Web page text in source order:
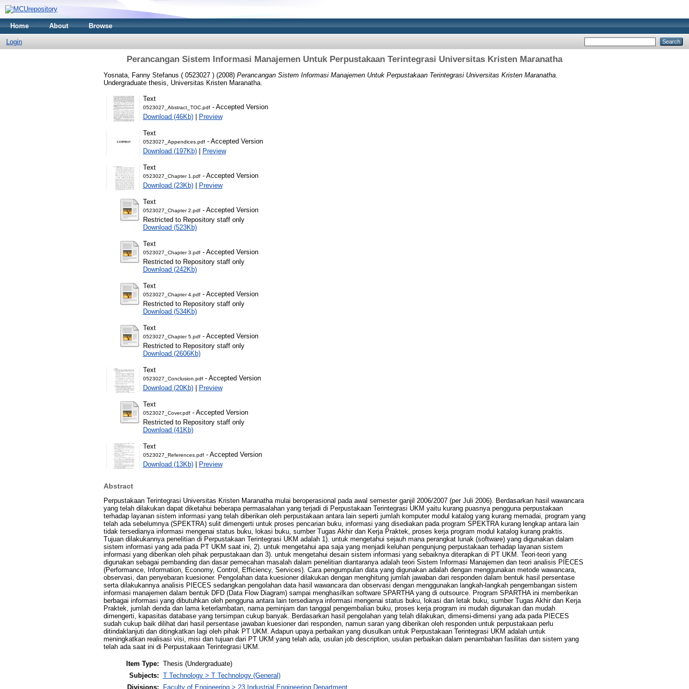
Home About Browse
Login
Perancangan Sistem Informasi Manajemen Untuk Perpustakaan Terintegrasi Universitas Kristen Maranatha
Yosnata, Fanny Stefanus ( 0523027 )(2008) Perancangan Sistem Informasi Manajemen Untuk Perpustakaan Terintegrasi Universitas Kristen Maranatha.
Undergraduate thesis, Universitas Kristen Maranatha.
Text
0523027_Abstract_TOC.pdf- Accepted Version
Download (46Kb)| Preview
Text
0523027_Appendices.pdf- Accepted Version
Download (197Kb)| Preview
Text
0523027_Chapter 1.pdf- Accepted Version
Download (23Kb)| Preview
Text
0523027_Chapter 2.pdf- Accepted Version
Restricted to Repository staff only
Download (523Kb)
Text
0523027_Chapter 3.pdf- Accepted Version
Restricted to Repository staff only
Download (242Kb)
Text
0523027_Chapter 4.pdf- Accepted Version
Restricted to Repository staff only
Download (534Kb)
Text
0523027_Chapter 5.pdf- Accepted Version
Restricted to Repository staff only
Download (2606Kb)
Text
0523027_Conclusion.pdf- Accepted Version
Download (20Kb)| Preview
Text
0523027_Cover.pdf- Accepted Version
Restricted to Repository staff only
Download (41Kb)
Text
0523027_References.pdf- Accepted Version
Download (13Kb)| Preview
Abstract
Perpustakaan Terintegrasi Universitas Kristen Maranatha mulai beroperasional pada awal semester ganjil 2006/2007 (per Juli 2006). Berdasarkan hasil wawancara
yang telah dilakukan dapat diketahui beberapa permasalahan yang terjadi di Perpustakaan Terintegrasi UKM yaitu kurang puasnya pengguna perpustakaan
terhadap layanan sistem informasi yang telah diberikan oleh perpustakaan antara lain seperti jumlah komputer modul katalog yang kurang memadai, program yang
telah ada sebelumnya (SPEKTRA) sulit dimengerti untuk proses pencarian buku, informasi yang disediakan pada program SPEKTRA kurang lengkap antara lain
tidak tersedianya informasi mengenai status buku, lokasi buku, sumber Tugas Akhir dan Kerja Praktek, proses kerja program modul katalog kurang praktis.
Tujuan dilakukannya penelitian di Perpustakaan Terintegrasi UKM adalah 1). untuk mengetahui sejauh mana perangkat lunak (software) yang digunakan dalam
sistem informasi yang ada pada PT UKM saat ini, 2). untuk mengetahui apa saja yang menjadi keluhan pengunjung perpustakaan terhadap layanan sistem
informasi yang diberikan oleh pihak perpustakaan dan 3). untuk mengetahui desain sistem informasi yang sebaiknya diterapkan di PT UKM. Teori-teori yang
digunakan sebagai pembanding dan dasar pemecahan masalah dalam penelitian diantaranya adalah teori Sistem Informasi Manajemen dan teori analisis PIECES
(Performance, Information, Economy, Control, Efficiency, Services). Cara pengumpulan data yang digunakan adalah dengan menggunakan metode wawancara,
observasi, dan penyebaran kuesioner. Pengolahan data kuesioner dilakukan dengan menghitung jumlah jawaban dari responden dalam bentuk hasil persentase
serta dilakukannya analisis PIECES sedangkan pengolahan data hasil wawancara dan observasi dengan menggunakan langkah-langkah pengembangan sistem
informasi manajemen dalam bentuk DFD (Data Flow Diagram) sampai menghasilkan software SPARTHA yang di outsource. Program SPARTHA ini memberikan
berbagai informasi yang dibutuhkan oleh pengguna antara lain tersedianya informasi mengenai status buku, lokasi dan letak buku, sumber Tugas Akhir dan Kerja
Praktek, jumlah denda dan lama keterlambatan, nama peminjam dan tanggal pengembalian buku, proses kerja program ini mudah digunakan dan mudah
dimengerti, kapasitas database yang tersimpan cukup banyak. Berdasarkan hasil pengolahan yang telah dilakukan, dimensi-dimensi yang ada pada PIECES
sudah cukup baik dilihat dari hasil persentase jawaban kuesioner dari responden, namun saran yang diberikan oleh responden untuk perpustakaan perlu
ditindaklanjuti dan ditingkatkan lagi oleh pihak PT UKM. Adapun upaya perbaikan yang diusulkan untuk Perpustakaan Terintegrasi UKM adalah untuk
meningkatkan realisasi visi, misi dan tujuan dari PT UKM yang telah ada, usulan job description, usulan perbaikan dalam penambahan fasilitas dan sistem yang
telah ada saat ini di Perpustakaan Terintegrasi UKM.
Item Type: Thesis (Undergraduate)
Subjects: T Technology > T Technology (General)
Divisions:
Faculty of Engineering > 23 Industrial Engineering Department